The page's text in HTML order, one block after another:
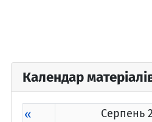
Календар
« Серпень